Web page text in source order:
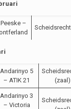
Peeske –
Andarinyo 5
– ATIK 21
(zaal)
Andarinyo 3
– Victoria